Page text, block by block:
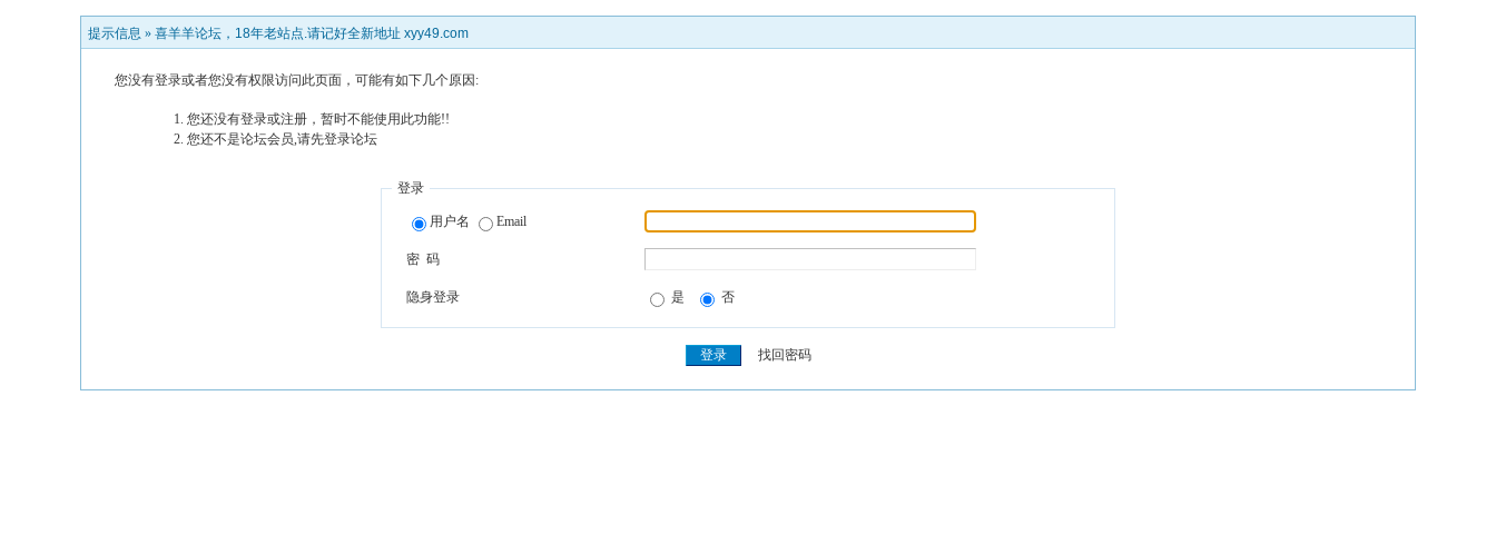
提示信息 » 喜羊羊论坛，18年老站点.请记好全新地址 xyy49.com
您没有登录或者您没有权限访问此页面，可能有如下几个原因:
您还没有登录或注册，暂时不能使用此功能!!
您还不是论坛会员,请先登录论坛
登录
用户名 Email
密 码
隐身登录 是 否
找回密码